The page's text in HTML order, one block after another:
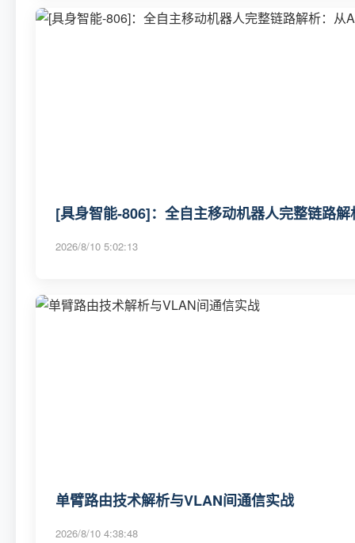
[具身智能-806]：全自主移动机器人完整链路
2026/8/10 5:02:13
单臂路由技术解析与VLAN间通信实战
2026/8/10 4:38:48